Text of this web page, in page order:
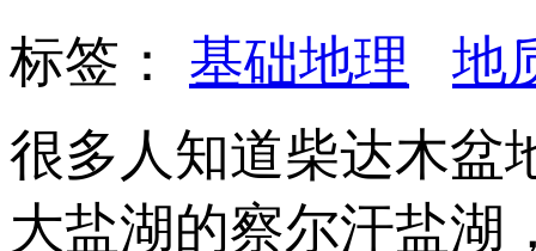
标签： 基础地理
地
很多人知道柴达木盆
大盐湖的察尔汗盐湖